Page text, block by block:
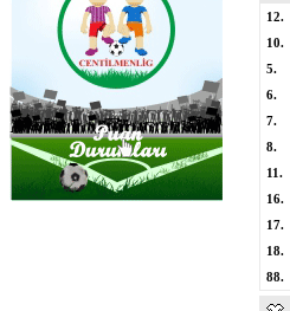
12.
10.
5.
6.
7.
8.
11.
16.
17.
18.
88.